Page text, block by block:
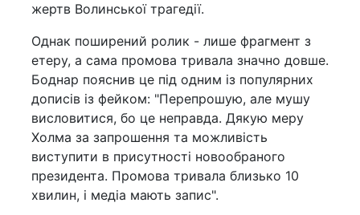
жертв Волинської трагедії.
Однак поширений ролик - лише фрагмент з
етеру, а сама промова тривала значно довше.
Боднар пояснив це під одним із популярних
дописів із фейком: "Перепрошую, але мушу
висловитися, бо це неправда. Дякую меру
Холма за запрошення та можливість
виступити в присутності новообраного
президента. Промова тривала близько 10
хвилин, і медіа мають запис".